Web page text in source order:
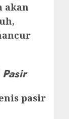
akan
pasir